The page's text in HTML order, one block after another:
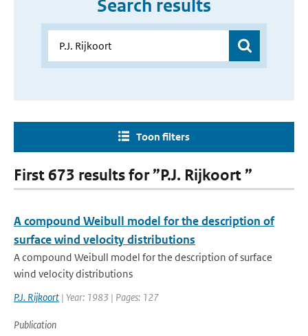
Search results
Toon filters
First 673 results for ”P.J. Rijkoort ”
A compound Weibull model for the description of
surface wind velocity distributions
A compound Weibull model for the description of surface
wind velocity distributions
P.J. Rijkoort | Year: 1983 | Pages: 127
Publication